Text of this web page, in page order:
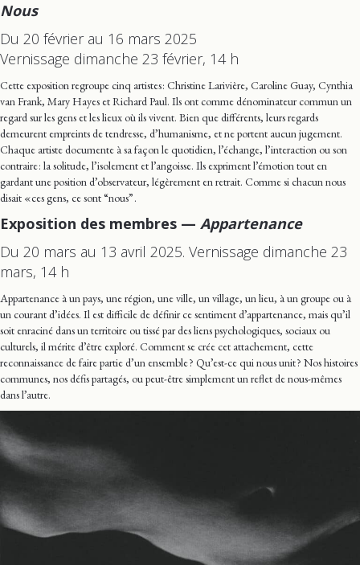
Nous
Du 20 février au 16 mars 2025
Vernissage dimanche 23 février, 14 h
Cette exposition regroupe cinq artistes : Christine Larivière, Caroline Guay, Cynthia
van Frank, Mary Hayes et Richard Paul. Ils ont comme dénominateur commun un
regard sur les gens et les lieux où ils vivent. Bien que différents, leurs regards
demeurent empreints de tendresse, d’humanisme, et ne portent aucun jugement.
Chaque artiste documente à sa façon le quotidien, l’échange, l’interaction ou son
contraire : la solitude, l’isolement et l’angoisse. Ils expriment l’émotion tout en
gardant une position d’observateur, légèrement en retrait. Comme si chacun nous
disait « ces gens, ce sont “nous” .
Exposition des membres — Appartenance
Du 20 mars au 13 avril 2025. Vernissage dimanche 23
mars, 14 h
Appartenance à un pays, une région, une ville, un village, un lieu, à un groupe ou à
un courant d’idées. Il est difficile de définir ce sentiment d’appartenance, mais qu’il
soit enraciné dans un territoire ou tissé par des liens psychologiques, sociaux ou
culturels, il mérite d’être exploré. Comment se crée cet attachement, cette
reconnaissance de faire partie d’un ensemble ? Qu’est-ce qui nous unit ? Nos histoires
communes, nos défis partagés, ou peut-être simplement un reflet de nous-mêmes
dans l’autre.